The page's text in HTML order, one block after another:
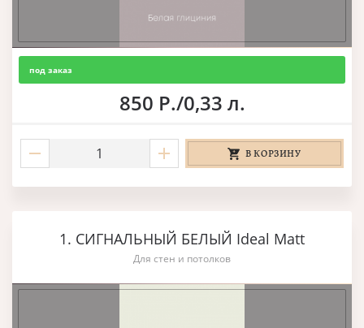
под заказ
850 Р./0,33 л.
В КОРЗИНУ
1. СИГНАЛЬНЫЙ БЕЛЫЙ Ideal Matt
Для стен и потолков